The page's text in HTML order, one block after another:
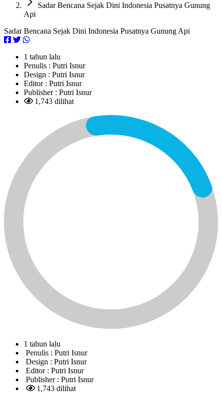
Sadar Bencana Sejak Dini Indonesia Pusatnya Gunung
Api
Sadar Bencana Sejak Dini Indonesia Pusatnya Gunung Api
1 tahun lalu
Penulis : Putri Isnur
Design : Putri Isnur
Editor : Putri Isnur
Publisher : Putri Isnur
1,743 dilihat
1 tahun lalu
Penulis : Putri Isnur
Design : Putri Isnur
Editor : Putri Isnur
Publisher : Putri Isnur
1,743 dilihat